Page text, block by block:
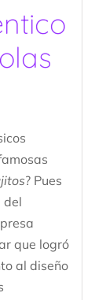
? Pues
del
que logró
al diseño